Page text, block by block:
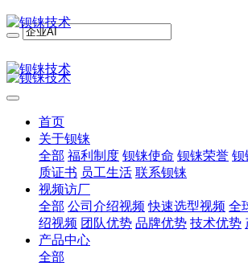
首页
关于钡铼
全部 福利制度 钡铼使命 钡铼荣誉 钡
质证书 员工生活 联系钡铼
视频访厂
全部 公司介绍视频 快速选型视频 全
绍视频 团队优势 品牌优势 技术优势
产品中心
全部